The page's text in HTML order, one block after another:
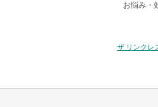
お悩み・
ザ リンクレ